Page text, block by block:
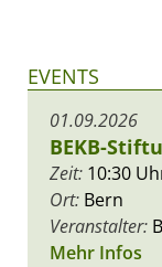
EVENTS
01.09.2026
BEKB-
Zeit: 10:30
Ort: Bern
Veranstalter:
Mehr Infos